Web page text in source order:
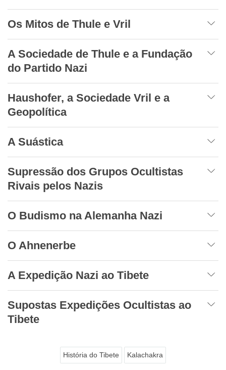
Os Mitos de Thule e Vril
A Sociedade de Thule e a Fundação
do Partido Nazi
Haushofer, a Sociedade Vril e a
Geopolítica
A Suástica
Supressão dos Grupos Ocultistas
Rivais pelos Nazis
O Budismo na Alemanha Nazi
O Ahnenerbe
A Expedição Nazi ao Tibete
Supostas Expedições Ocultistas ao
Tibete
História do Tibete Kalachakra